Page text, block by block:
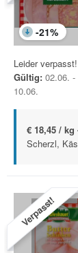
-21%
Leider verpasst!
Gültig: 02.06. -
10.06.
€ 18,45 / kg
Scherzl,
Verpasst!